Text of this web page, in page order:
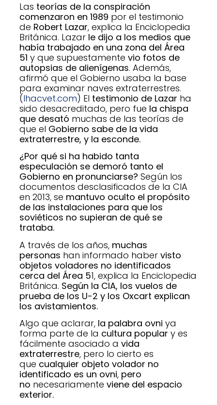
Las teorías de la conspiración
comenzaron en 1989 por el testimonio
de Robert Lazar, explica la Enciclopedia
Británica. Lazar le dijo a los medios que
había trabajado en una zona del Área
51 y que supuestamente vio fotos de
autopsias de alienígenas. Además,
afirmó que el Gobierno usaba la base
para examinar naves extraterrestres.
(Ihacvet.com) El testimonio de Lazar ha
sido desacreditado, pero fue la chispa
que desató muchas de las teorías de
que el Gobierno sabe de la vida
extraterrestre, y la esconde.
¿Por qué si ha habido tanta
especulación se demoró tanto el
Gobierno en pronunciarse? Según los
documentos desclasificados de la CIA
en 2013, se mantuvo oculto el propósito
de las instalaciones para que los
soviéticos no supieran de qué se
trataba.
A través de los años, muchas
personas han informado haber visto
objetos voladores no identificados
cerca del Área 51, explica la Enciclopedia
Británica. Según la CIA, los vuelos de
prueba de los U-2 y los Oxcart explican
los avistamientos.
Algo que aclarar, la palabra ovni ya
forma parte de la cultura popular y es
fácilmente asociado a vida
extraterrestre, pero lo cierto es
que cualquier objeto volador no
identificado es un ovni, pero
no necesariamente viene del espacio
exterior.